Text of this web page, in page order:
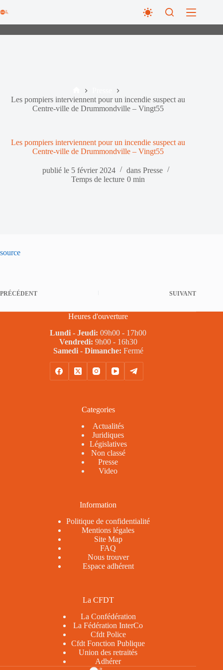
au
Accueil
Les pompiers interviennent pour un incendie suspect au
Centre-ville de Drummondville – Vingt55
Les pompiers interviennent pour un incendie suspect au
Centre-ville de Drummondville – Vingt55
publié le 5 février 2024 dans Presse
Temps de lecture 0 min
source
PRÉCÉDENT SUIVANT
Heures d'ouverture
Lundi - Jeudi: 09h00 - 17h00
Vendredi: 9h00 - 16h30
Samedi - Dimanche: Fermé
Categories
Actualités
Juridiques
Législatives
Non classé
Presse
Video
Information
Politique de confidentialité
Mentions légales
Site Map
FAQ
Nous trouver
Espace adhérent
La CFDT
La Confédération
La Fédération InterCo
Cfdt Police
Cfdt Fonction Publique
Union des retraités
Adhérer